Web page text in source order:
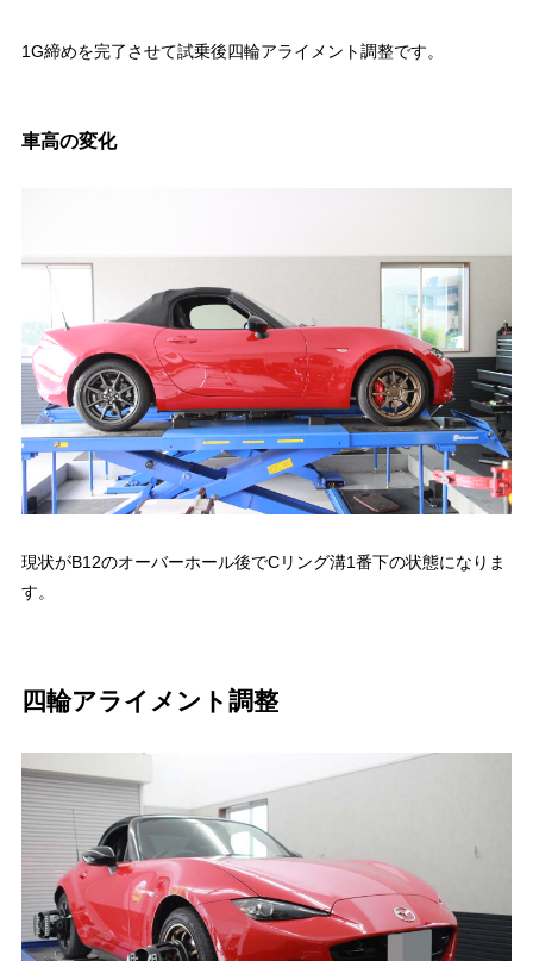
1G締めを完了させて試乗後四輪アライメント調整です。
車高の変化
現状がB12のオーバーホール後でCリング溝1番下の状態になりま
す。
四輪アライメント調整